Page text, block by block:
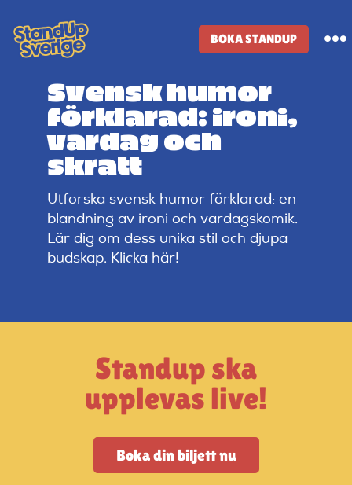
to
content
BOKA STANDUP
Standup-butik
Komiker
Lineup
Tidigare lineup
StandUpSverige PODDEN
Svensk humor
förklarad: ironi,
vardag och
skratt
Utforska svensk humor förklarad: en
blandning av ironi och vardagskomik.
Lär dig om dess unika stil och djupa
budskap. Klicka här!
Standup ska
upplevas live!
Boka din biljett nu